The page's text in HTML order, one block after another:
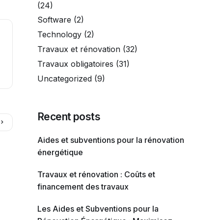
(24)
Software (2)
Technology (2)
Travaux et rénovation (32)
Travaux obligatoires (31)
Uncategorized (9)
Recent posts
Aides et subventions pour la rénovation
énergétique
Travaux et rénovation : Coûts et
financement des travaux
Les Aides et Subventions pour la